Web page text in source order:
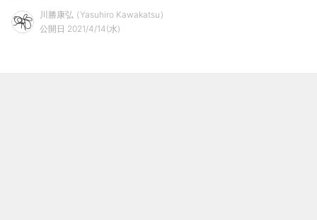
川勝康弘
Yasuhiro Kawakatsu
公開日 2021/4/14(水)